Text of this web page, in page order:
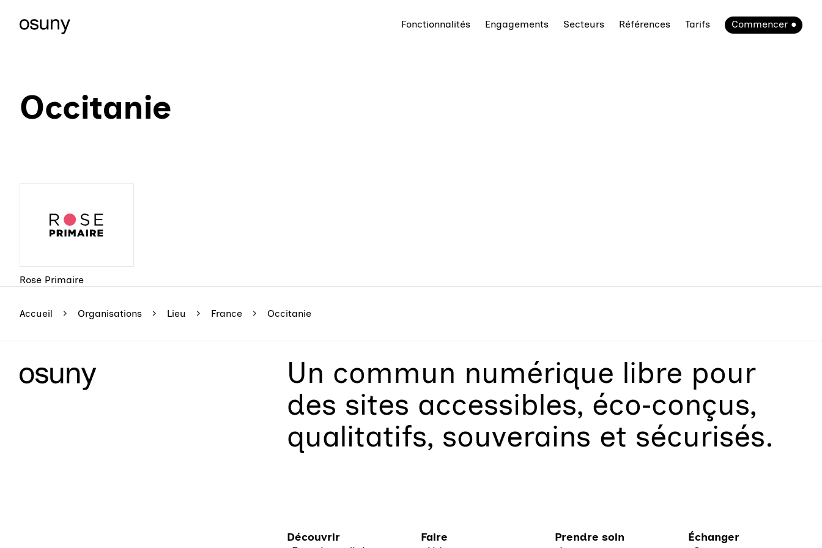
Fonctionnalités Engagements Secteurs Références Tarifs Commencer
Occitanie
Rose Primaire
Accueil Organisations Lieu France Occitanie
Un commun numérique libre pour
des sites accessibles, éco‑conçus,
qualitatifs, souverains et sécurisés.
Découvrir
Faire
Prendre soin
Échanger